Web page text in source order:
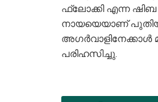
ഫ്ലോക്കി എന്ന ഷിബ
നായയെയാണ് പുതിയ
അഗർവാളിനേക്കാൾ
പരിഹസിച്ചു.